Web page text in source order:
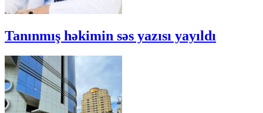
Tanınmış həkimin səs yazısı yayıldı